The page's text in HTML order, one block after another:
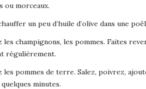
ou morceaux.
un peu d’huile d’olive dans une
les champignons, les pommes. Faites
régulièrement.
les pommes de terre. Salez, poivrez,
minutes.